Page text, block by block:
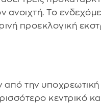
ανοιχτή. Το
προεκλογική
την υποχρεωτική
κεντρικό